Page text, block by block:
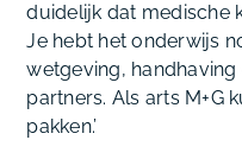
duidelijk dat medische
Je hebt het onderwijs
wetgeving,
partners. Als arts M+G
pakken.’